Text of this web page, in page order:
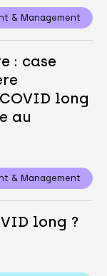
& Management
: case
long
au
& Management
long ?